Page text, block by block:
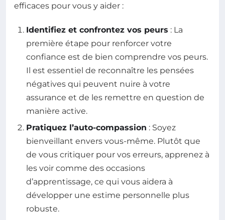
efficaces pour vous y aider :
Identifiez et confrontez vos peurs : La
première étape pour renforcer votre
confiance est de bien comprendre vos peurs.
Il est essentiel de reconnaître les pensées
négatives qui peuvent nuire à votre
assurance et de les remettre en question de
manière active.
Pratiquez l’auto-compassion : Soyez
bienveillant envers vous-même. Plutôt que
de vous critiquer pour vos erreurs, apprenez à
les voir comme des occasions
d’apprentissage, ce qui vous aidera à
développer une estime personnelle plus
robuste.